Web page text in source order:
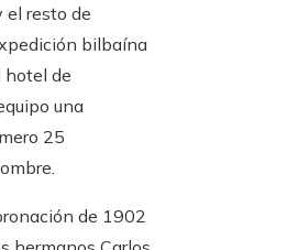
el resto de
bilbaína
hotel de
una
25
de 1902